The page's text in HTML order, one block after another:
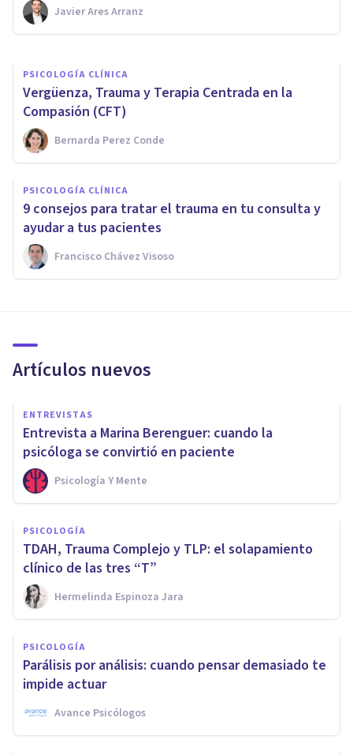
Javier Ares Arranz
Psicotools
PSICOLOGÍA CLÍNICA
Vergüenza, Trauma y Terapia Centrada en la
Compasión (CFT)
Bernarda Perez Conde
PSICOLOGÍA CLÍNICA
9 consejos para tratar el trauma en tu consulta y
ayudar a tus pacientes
Francisco Chávez Visoso
Artículos nuevos
ENTREVISTAS
Entrevista a Marina Berenguer: cuando la
psicóloga se convirtió en paciente
Psicología Y Mente
PSICOLOGÍA
TDAH, Trauma Complejo y TLP: el solapamiento
clínico de las tres “T”
Hermelinda Espinoza Jara
PSICOLOGÍA
Parálisis por análisis: cuando pensar demasiado te
impide actuar
Avance Psicólogos